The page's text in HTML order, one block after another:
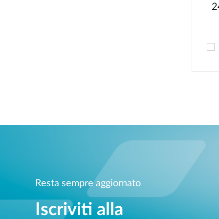
Resta sempre aggiornato
Iscriviti alla